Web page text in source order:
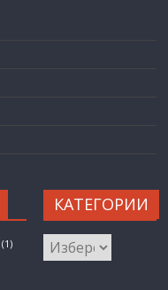
(1)
КАТЕГОРИИ
КАТЕГОРИИ